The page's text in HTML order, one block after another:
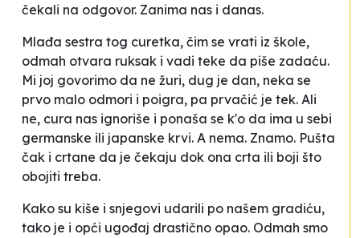
čekali na odgovor. Zanima nas i danas.
Mlađa sestra tog curetka, čim se vrati iz škole,
odmah otvara ruksak i vadi teke da piše zadaću.
Mi joj govorimo da ne žuri, dug je dan, neka se
prvo malo odmori i poigra, pa prvačić je tek. Ali
ne, cura nas ignoriše i ponaša se k'o da ima u sebi
germanske ili japanske krvi. A nema. Znamo. Pušta
čak i crtane da je čekaju dok ona crta ili boji što
obojiti treba.
Kako su kiše i snjegovi udarili po našem gradiću,
tako je i opći ugođaj drastično opao. Odmah smo